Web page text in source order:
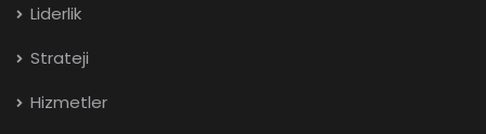
Liderlik
Strateji
Hizmetler